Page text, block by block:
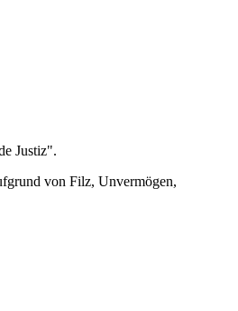
Justiz".
von Filz, Unvermögen,